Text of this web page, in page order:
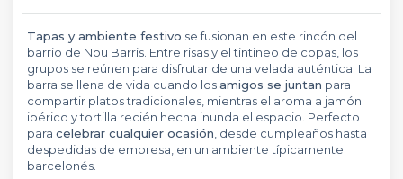
Tapas y ambiente festivo se fusionan en este rincón del
barrio de Nou Barris. Entre risas y el tintineo de copas, los
grupos se reúnen para disfrutar de una velada auténtica. La
barra se llena de vida cuando losamigos se juntan para
compartir platos tradicionales, mientras el aroma a jamón
ibérico y tortilla recién hecha inunda el espacio. Perfecto
para celebrar cualquier ocasión , desde cumpleaños hasta
despedidas de empresa, en un ambiente típicamente
barcelonés.